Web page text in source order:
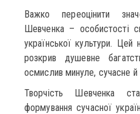
Важко переоцінити
Шевченка – особистості
української культури. Цей
розкрив душевне
осмислив минуле, сучасне й
Творчість Шевченка
формування сучасної